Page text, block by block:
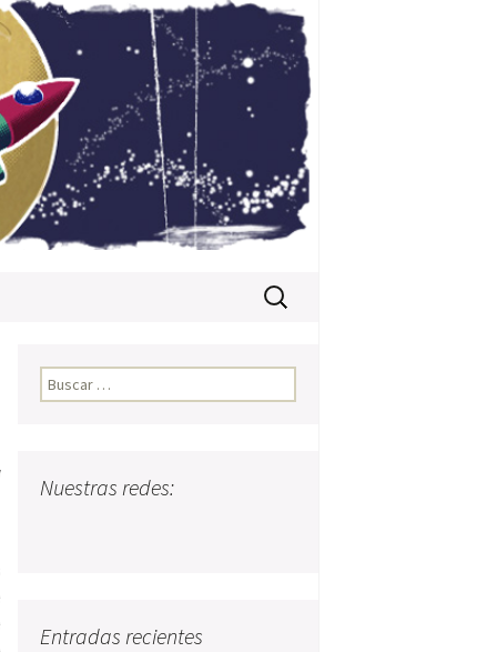
Buscar:
Buscar:
Nuestras redes:
Entradas recientes